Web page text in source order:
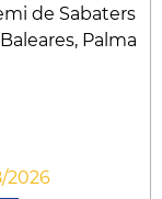
de Sabaters
Palma
2026